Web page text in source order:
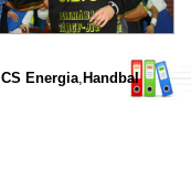
CS Energia, Handbal